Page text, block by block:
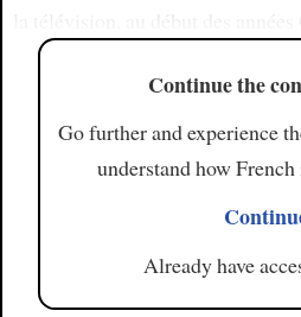
Continue the
Go further and experience
understand how
Already have